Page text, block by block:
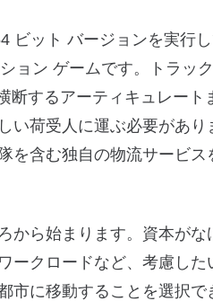
ビット バージョンを実行
ョン ゲームです。トラック
断するアーティキュレート
い荷受人に運ぶ必要があり
を含む独自の物流サービス
から始まります。資本がな
ークロードなど、考慮した
市に移動することを選択で